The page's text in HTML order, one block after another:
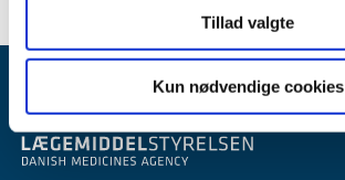
Tillad valgte
Kun nødvendige cookies